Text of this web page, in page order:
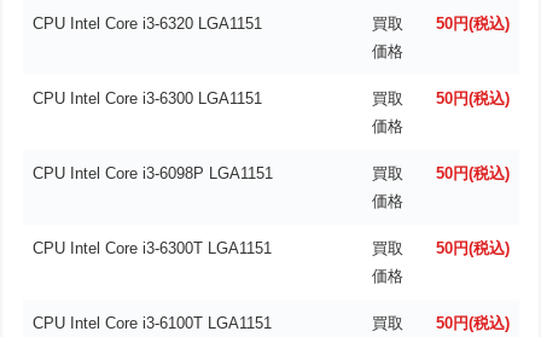
CPU Intel Core i3-6320 LGA1151
買取
価格
50円(税込)
CPU Intel Core i3-6300 LGA1151
買取
価格
50円(税込)
CPU Intel Core i3-6098P LGA1151
買取
価格
50円(税込)
CPU Intel Core i3-6300T LGA1151
買取
価格
50円(税込)
CPU Intel Core i3-6100T LGA1151
買取
50円(税込)